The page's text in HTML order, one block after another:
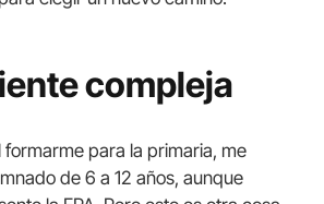
compleja
formarme para la primaria, me
de 6 a 12 años, aunque